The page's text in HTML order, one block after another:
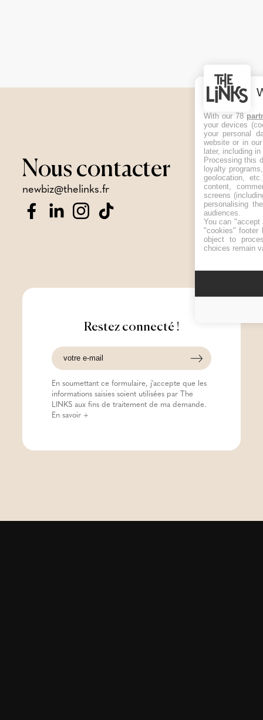
Nous contacter
newbiz@thelinks.fr
Restez connecté !
En soumettant ce formulaire, j'accepte que les
informations saisies soient utilisées par The
LINKS aux fins de traitement de ma demande.
En savoir +
With our 78
your devices
your personal
website or in
later, including
Processing this
loyalty
geolocation,
content,
screens
personalising
audiences.
You can
"cookies" footer
object to
choices remain